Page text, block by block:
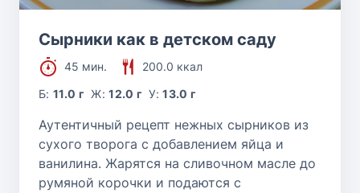
Сырники как в детском саду
45 мин.
200.0 ккал
Б:11.0 г Ж:12.0 г У:13.0 г
Аутентичный рецепт нежных сырников из
сухого творога с добавлением яйца и
ванилина. Жарятся на сливочном масле до
румяной корочки и подаются с